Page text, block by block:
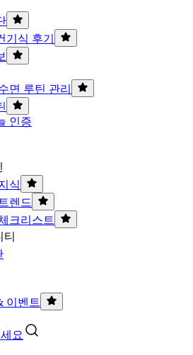
기식 후기
면 루틴 관리
인증
식
렌드
크리스트
이벤트
요